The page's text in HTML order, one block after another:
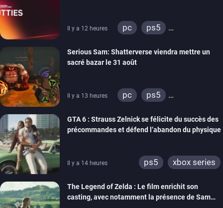
Il y a 12 heures pc
ps5
ps4
xbox one
switch 2
Serious Sam: Shatterverse viendra mettre un
sacré bazar le 31 août
Il y a 13 heures pc
ps5
GTA 6 : Strauss Zelnick se félicite du succès des
précommandes et défend l’abandon du physique
Il y a 14 heures ps5 xbox series
The Legend of Zelda : Le film enrichit son
casting, avec notamment la présence de Sam